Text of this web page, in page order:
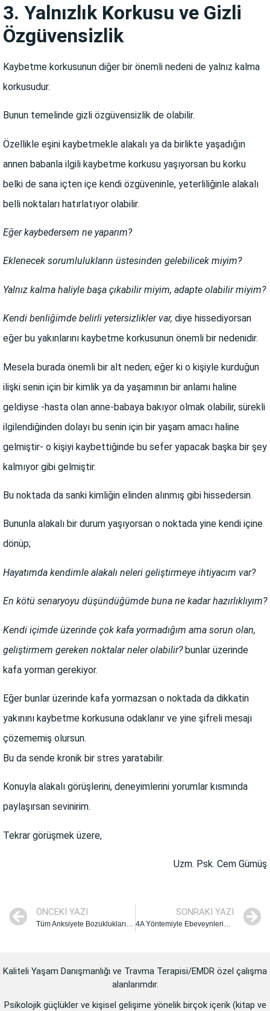
3. Yalnızlık Korkusu ve Gizli
Özgüvensizlik
Kaybetme korkusunun diğer bir önemli nedeni de yalnız kalma
korkusudur.
Bunun temelinde gizli özgüvensizlik de olabilir.
Özellikle eşini kaybetmekle alakalı ya da birlikte yaşadığın
annen babanla ilgili kaybetme korkusu yaşıyorsan bu korku
belki de sana içten içe kendi özgüveninle, yeterliliğinle alakalı
belli noktaları hatırlatıyor olabilir.
Eğer kaybedersem ne yaparım?
Eklenecek sorumlulukların üstesinden gelebilicek miyim?
Yalnız kalma haliyle başa çıkabilir miyim, adapte olabilir miyim?
Kendi benliğimde belirli yetersizlikler var, diye hissediyorsan
eğer bu yakınlarını kaybetme korkusunun önemli bir nedenidir.
Mesela burada önemli bir alt neden; eğer ki o kişiyle kurduğun
ilişki senin için bir kimlik ya da yaşamının bir anlamı haline
geldiyse -hasta olan anne-babaya bakıyor olmak olabilir, sürekli
ilgilendiğinden dolayı bu senin için bir yaşam amacı haline
gelmiştir- o kişiyi kaybettiğinde bu sefer yapacak başka bir şey
kalmıyor gibi gelmiştir.
Bu noktada da sanki kimliğin elinden alınmış gibi hissedersin.
Bununla alakalı bir durum yaşıyorsan o noktada yine kendi içine
dönüp;
Hayatımda kendimle alakalı neleri geliştirmeye ihtiyacım var?
En kötü senaryoyu düşündüğümde buna ne kadar hazırlıklıyım?
Kendi içimde üzerinde çok kafa yormadığım ama sorun olan,
geliştirmem gereken noktalar neler olabilir?bunlar üzerinde
kafa yorman gerekiyor.
Eğer bunlar üzerinde kafa yormazsan o noktada da dikkatin
yakınını kaybetme korkusuna odaklanır ve yine şifreli mesajı
çözememiş olursun.
Bu da sende kronik bir stres yaratabilir.
Konuyla alakalı görüşlerini, deneyimlerini yorumlar kısmında
paylaşırsan sevinirim.
Tekrar görüşmek üzere,
Uzm. Psk. Cem Gümüş
ÖNCEKI YAZI
Tüm Anksiyete Bozukluklarını Sınıflandırmanın Kolay Yolu Nedir?
SONRAKI YAZI
4A Yöntemiyle Ebeveynlerine Olan Öfkenin Sağlıklı Çözümü
Kaliteli Yaşam Danışmanlığı ve Travma Terapisi/EMDR özel çalışma
alanlarımdır.
Psikolojik güçlükler ve kişisel gelişime yönelik birçok içerik (kitap ve